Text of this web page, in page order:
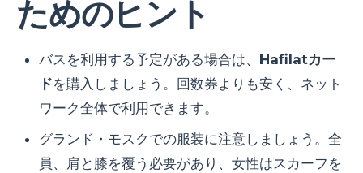
ためのヒント
バスを利用する予定がある場合は、 Hafilatカー
ドを購入しましょう。回数券よりも安く、ネット
ワーク全体で利用できます。
グランド・モスクでの服装に注意しましょう。全
員、肩と膝を覆う必要があり、女性はスカーフを